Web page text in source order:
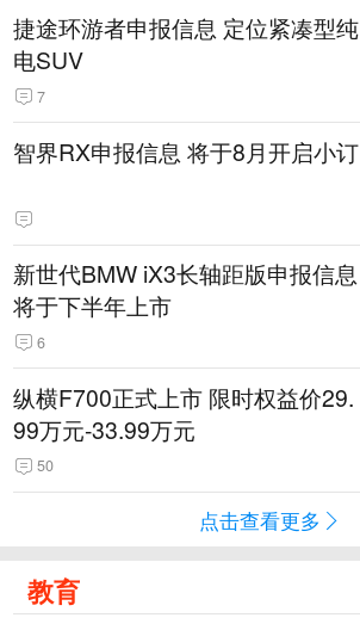
捷途环游者申报信息 定位紧凑型纯
电SUV
7
智界RX申报信息 将于8月开启小订
新世代BMW iX3长轴距版申报信息
将于下半年上市
6
纵横F700正式上市 限时权益价29.
99万元-33.99万元
50
点击查看更多
教育